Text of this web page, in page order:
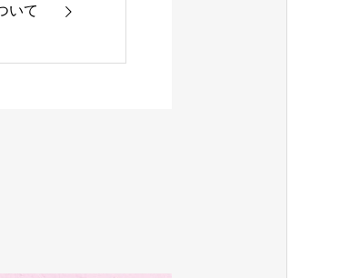
いて